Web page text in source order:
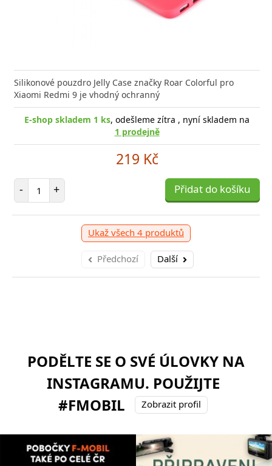
Silikonové pouzdro Jelly Case značky Roar Colorful pro
Xiaomi Redmi 9 je vhodný ochranný
E-shop skladem 1 ks, odešleme zítra , nyní skladem na
1 prodejně
219 Kč
- Počet položek
+ Přidat do košíku
Ukaž všech 4 produktů
Předchozí Další
PODĚLTE SE O SVÉ ÚLOVKY NA
INSTAGRAMU. POUŽIJTE
#FMOBIL
Zobrazit profil